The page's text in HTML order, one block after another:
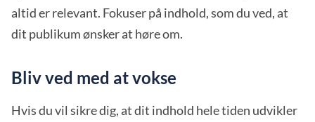
altid er relevant. Fokuser på indhold, som du ved, at
dit publikum ønsker at høre om.
Bliv ved med at vokse
Hvis du vil sikre dig, at dit indhold hele tiden udvikler